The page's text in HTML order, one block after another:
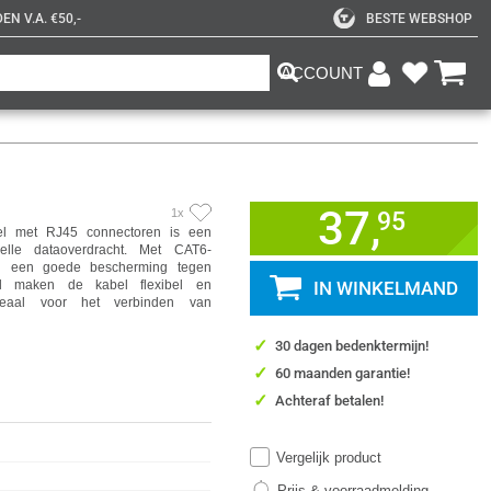
V.A. €50,- BESTE WEBSHOP
ACCOUNT
1x
met RJ45 connectoren is een
dataoverdracht. Met CAT6-
een goede bescherming tegen
maken de kabel flexibel en
voor het verbinden van
37,95
IN WINKELMAND
✓ 30 dagen bedenktermijn!
✓ 60 maanden garantie!
✓ Achteraf betalen!
Vergelijk product